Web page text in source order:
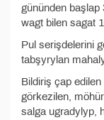
gününden
wagt bilen sagat
Pul serişdelerini
tabşyrylan
Bildiriş çap
görkezilen,
salga ugradylyp,